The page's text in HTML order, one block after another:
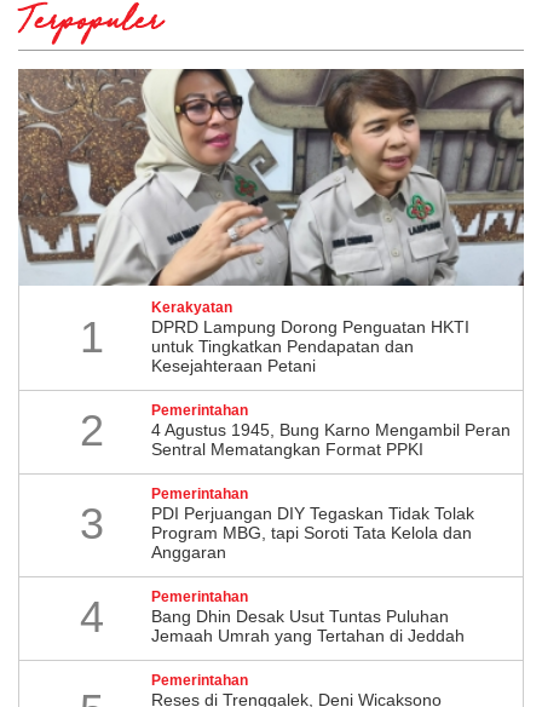
Terpopuler
1
Kerakyatan
DPRD Lampung Dorong Penguatan HKTI
untuk Tingkatkan Pendapatan dan
Kesejahteraan Petani
2 Pemerintahan
4 Agustus 1945, Bung Karno Mengambil Peran
Sentral Mematangkan Format PPKI
3
Pemerintahan
PDI Perjuangan DIY Tegaskan Tidak Tolak
Program MBG, tapi Soroti Tata Kelola dan
Anggaran
4 Pemerintahan
Bang Dhin Desak Usut Tuntas Puluhan
Jemaah Umrah yang Tertahan di Jeddah
Pemerintahan
​Reses di Trenggalek, Deni Wicaksono